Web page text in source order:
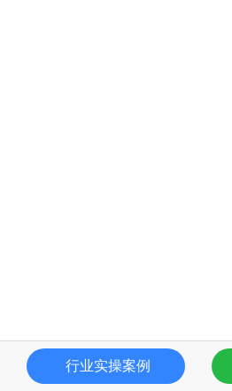
行业实操案例